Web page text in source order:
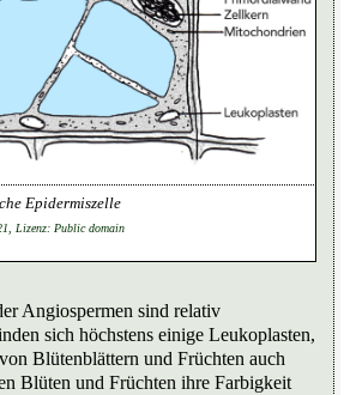
Epidermiszelle
Lizenz: Public domain
Angiospermen sind relativ
sich höchstens einige Leukoplasten,
Blütenblättern und Früchten auch
Blüten und Früchten ihre Farbigkeit